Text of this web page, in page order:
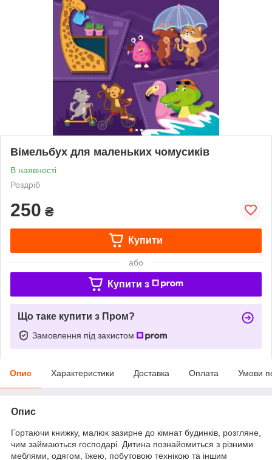
Вімельбух для маленьких чомусиків
В наявності
Роздріб
250 ₴
Купити
або
Купити з
Що таке купити з Пром?
Замовлення під захистом
Опис Характеристики Доставка Оплата Умови
Опис
Гортаючи книжку, малюк зазирне до кiмнат будинкiв, розгляне,
чим займаються господарi. Дитина познайомиться з рiзними
меблями, одягом, ïжею, побутовою технiкою та iншим